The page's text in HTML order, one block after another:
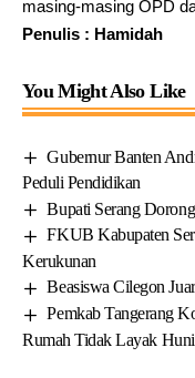
masing-masing OPD
Penulis : Hamidah
You Might Also Like
Gubernur Banten
Peduli Pendidikan
Bupati Serang
FKUB Kabupaten
Kerukunan
Beasiswa Cilegon
Pemkab Tangerang
Rumah Tidak Layak Huni